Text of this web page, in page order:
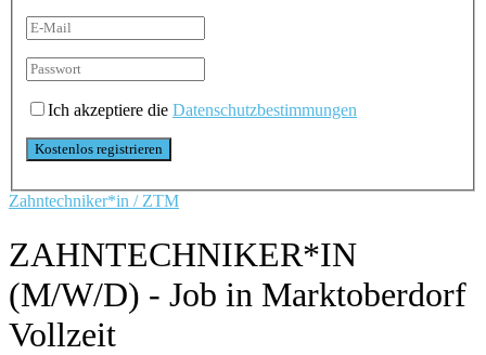
Ich akzeptiere die Datenschutzbestimmungen
Zahntechniker*in / ZTM
ZAHNTECHNIKER*IN
(M/W/D) - Job in Marktoberdorf
Vollzeit